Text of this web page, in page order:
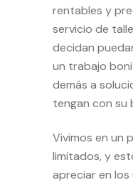
rentables y
servicio de
decidan
un trabajo
demás a
tengan con su
Vivimos en un
limitados, y
apreciar en los